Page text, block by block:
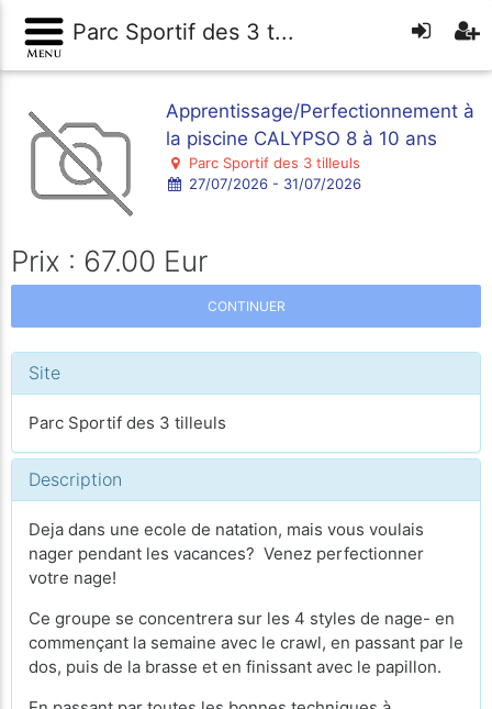
Parc Sportif des 3 t...
Apprentissage/Perfectionnement à
la piscine CALYPSO 8 à 10 ans
Parc Sportif des 3 tilleuls
27/07/2026 - 31/07/2026
Prix : 67.00 Eur
CONTINUER
Site
Parc Sportif des 3 tilleuls
Description
Deja dans une ecole de natation, mais vous voulais
nager pendant les vacances? Venez perfectionner
votre nage!
Ce groupe se concentrera sur les 4 styles de nage- en
commençant la semaine avec le crawl, en passant par le
dos, puis de la brasse et en finissant avec le papillon.